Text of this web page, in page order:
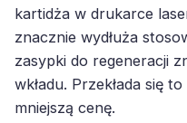
kartidża w drukarce
znacznie wydłuża
zasypki do regeneracji
wkładu. Przekłada się
mniejszą cenę.